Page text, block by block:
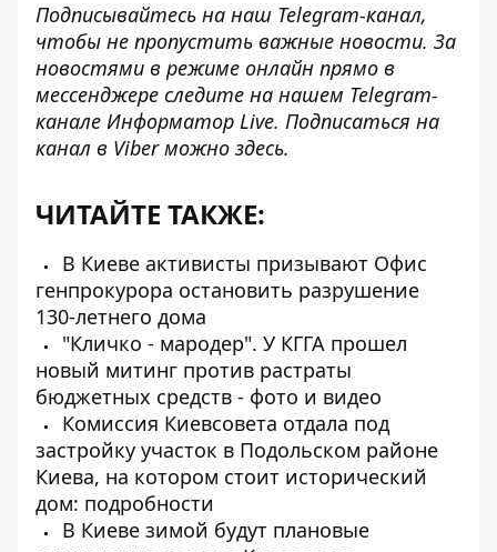
Подписывайтесь на наш Telegram-канал,
чтобы не пропустить важные новости. За
новостями в режиме онлайн прямо в
мессенджере следите на нашем Telegram-
канале Информатор Live. Подписаться на
канал в Viber можно здесь.
ЧИТАЙТЕ ТАКЖЕ:
В Киеве активисты призывают Офис
генпрокурора остановить разрушение
130-летнего дома
"Кличко - мародер". У КГГА прошел
новый митинг против растраты
бюджетных средств - фото и видео
Комиссия Киевсовета отдала под
застройку участок в Подольском районе
Киева, на котором стоит исторический
дом: подробности
В Киеве зимой будут плановые